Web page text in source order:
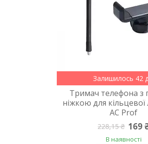
Залишилось 42
Тримач телефона з
ніжкою для
AC Prof
228,15 ₴ 169
В наявності